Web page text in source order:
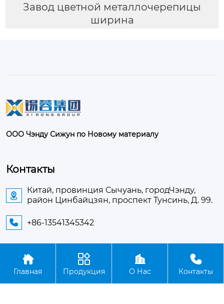
Завод цветной металлочерепицы
ширина
ООО Чэнду Сижун по Новому материалу
Контакты

Китай, провинция Сычуань, городЧэнду,
район Цинбайцзян, проспект Тунсинь, Д. 99.
 +86-13541345342
Авторское право©ООО Чэнду Сижун по Новому
материалу

Главная

Продукция

О Нас

Контакты